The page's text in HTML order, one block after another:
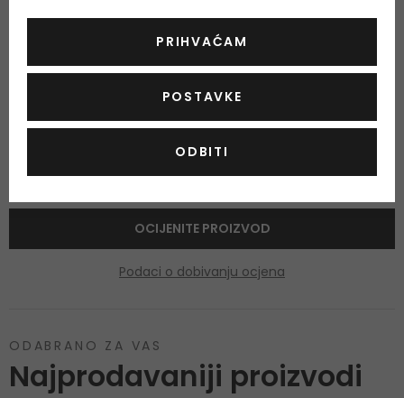
O proizvodu
Još nema recenzija za ovaj proizvod.Budite prvi.
OCIJENITE PROIZVOD
Podaci o dobivanju ocjena
OSTALE INFORMACIJE
ODABRANO ZA VAS
Najprodavaniji proizvodi
PRIHVAĆAM
POSTAVKE
ODBITI